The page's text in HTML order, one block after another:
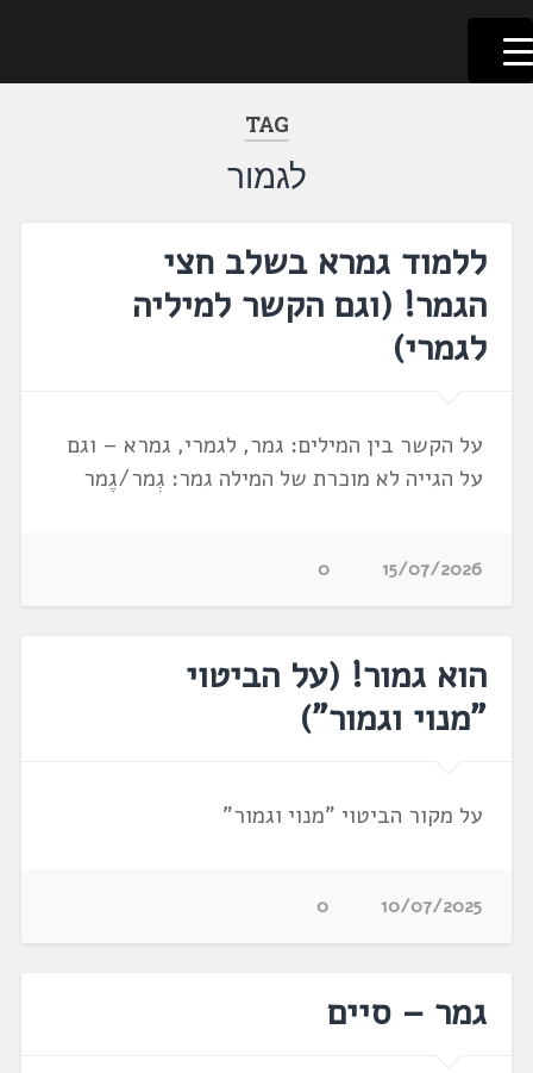
דלג
לתוכן
לשוניאדה
עברית. לשון. שפה
TAG
לגמור
ללמוד גמרא בשלב חצי
הגמר! ‏(וגם הקשר למיליה
לגמרי)
על הקשר בין המילים: גמר, לגמרי, גמרא – וגם
על הגייה לא מוכרת של המילה גמר: גְמר/גֶמר
15/07/2026
0
הוא גמור! (על הביטוי
"מנוי וגמור")
על מקור הביטוי "מנוי וגמור"
10/07/2025
0
גמר – סיים